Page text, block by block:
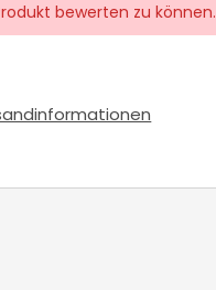
bewerten zu können.